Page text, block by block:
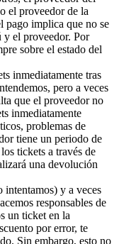
el proveedor de la
pago implica que no se
y el proveedor. Por
sobre el estado del
inmediatamente tras
pero a veces
que el proveedor no
inmediatamente
problemas de
tiene un periodo de
tickets a través de
una devolución
intentamos) y a veces
responsables de
un ticket en la
por error, te
Sin embargo, esto no